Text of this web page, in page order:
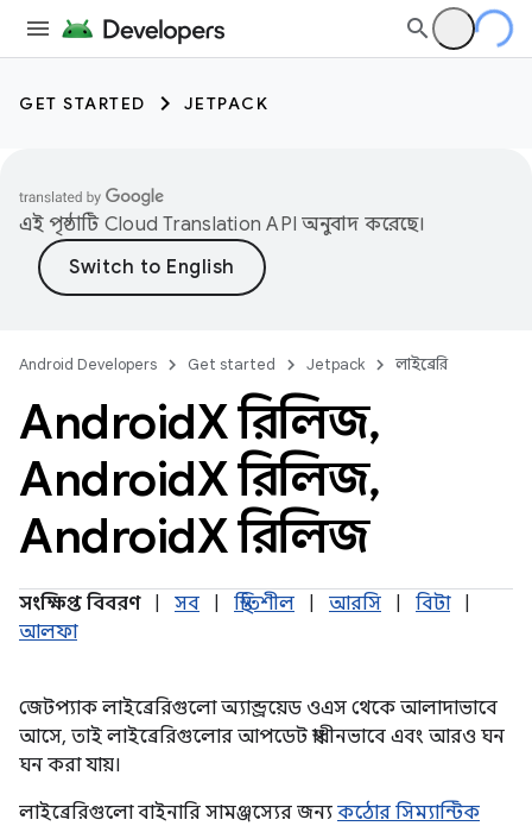
GET STARTED JETPACK
এই পৃষ্ঠাটি Cloud Translation API অনুবাদ করেছে।
Android Developers Get started Jetpack লাইব্রেরি
AndroidX রিলিজ,
AndroidX রিলিজ,
AndroidX রিলিজ
সংক্ষিপ্ত বিবরণ সব স্থিতিশীল আরসি বিটা
আলফা
জেটপ্যাক লাইব্রেরিগুলো অ্যান্ড্রয়েড ওএস থেকে আলাদাভাবে
আসে, তাই লাইব্রেরিগুলোর আপডেট স্বাধীনভাবে এবং আরও ঘন
ঘন করা যায়।
লাইব্রেরিগুলো বাইনারি সামঞ্জস্যের জন্য কঠোর সিম্যান্টিক